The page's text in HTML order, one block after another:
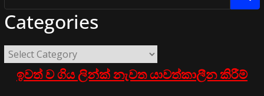
Categories
ඉවත් ව ගිය ලින්ක් නැවත යාවත්කාලීන කිරීම්